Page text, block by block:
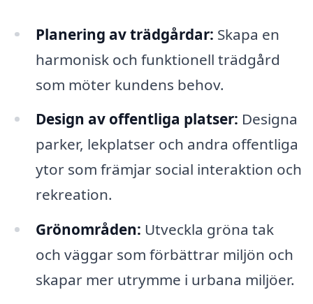
Planering av trädgårdar: Skapa en
harmonisk och funktionell trädgård
som möter kundens behov.
Design av offentliga platser: Designa
parker, lekplatser och andra offentliga
ytor som främjar social interaktion och
rekreation.
Grönområden: Utveckla gröna tak
och väggar som förbättrar miljön och
skapar mer utrymme i urbana miljöer.